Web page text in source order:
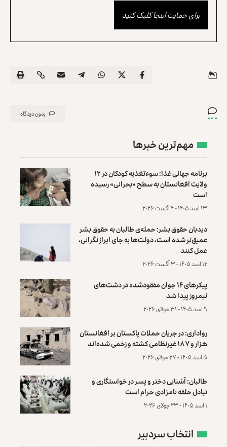
برای حمایت اینجا کلیک کنید
بدون دیدگاه
مهم‌ترین خبرها
برنامه جهانی غذا: سوءتغذیه کودکان در ۱۲
ولایت افغانستان به سطح «بحرانی» رسیده
است
۱۳ اسد ۱۴۰۵ - ۴ آگست ۲۰۲۶
دیدبان حقوق بشر: حمله‌ی طالبان به حقوق بشر
عمیق‌تر شده است، دولت‌ها به جای ابراز نگرانی،
عمل کنند
۱۲ اسد ۱۴۰۵ - ۳ آگست ۲۰۲۶
پیکرهای ۱۴ جوان مفقودشده در دشت‌های
نیمروز پیدا شد
۹ اسد ۱۴۰۵ - ۳۱ جولای ۲۰۲۶
رواداری: در جریان حملات پاکستان بر افغانستان
هزار و ۱۸۷ غیرنظامی کشته و زخمی شده‌اند
۵ اسد ۱۴۰۵ - ۲۷ جولای ۲۰۲۶
طالبان: آشنایی دختر و پسر در خواستگاری و
تبادل حلقه نامزادی حرام است
۱ اسد ۱۴۰۵ - ۲۳ جولای ۲۰۲۶
انتخاب سردبیر